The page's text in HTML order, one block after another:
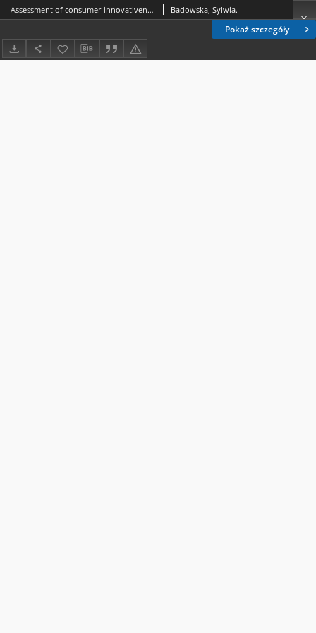
Pokaż szczegóły
Assessment of consumer innovativeness comparative research among consumers aged 60+ and generation Y using the example of the smarphone = Ocena konsumenckiej innowacyjności - badanie porównawcze wśród konsumentów 60+ i pokolenia Y na przykładzie telefonu typu smartfon Badowska, Sylwia.